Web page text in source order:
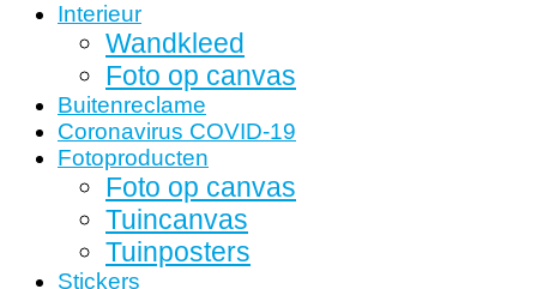
Interieur
Wandkleed
Foto op canvas
Buitenreclame
Coronavirus COVID-19
Fotoproducten
Foto op canvas
Tuincanvas
Tuinposters
Stickers